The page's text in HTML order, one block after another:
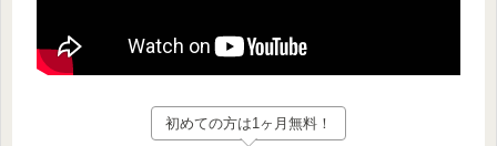
初めての方は1ヶ月無料！